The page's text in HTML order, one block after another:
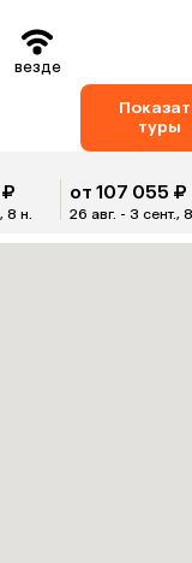
везде
туры
8 н.
от 107 055 ₽
26 авг. - 3 сент., 8